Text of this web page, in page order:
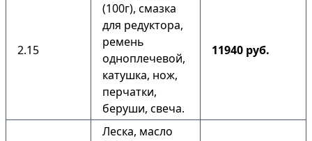
2.15
(100г), смазка
для редуктора,
ремень
одноплечевой,
катушка, нож,
перчатки,
беруши, свеча.
11940 руб.
Леска, масло